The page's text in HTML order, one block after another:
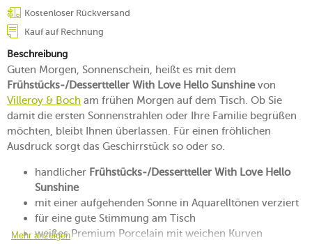
Kostenloser Rückversand
Kauf auf Rechnung
Beschreibung
Guten Morgen, Sonnenschein, heißt es mit dem
Frühstücks-/Dessertteller With Love Hello Sunshinevon
Villeroy & Boch am frühen Morgen auf dem Tisch. Ob Sie
damit die ersten Sonnenstrahlen oder Ihre Familie begrüßen
möchten, bleibt Ihnen überlassen. Für einen fröhlichen
Ausdruck sorgt das Geschirrstück so oder so.
handlicher Frühstücks-/Dessertteller With Love Hello
Sunshine
mit einer aufgehenden Sonne in Aquarelltönen verziert
für eine gute Stimmung am Tisch
weißes Premium Porcelain mit weichen Kurven
Mehr anzeigen